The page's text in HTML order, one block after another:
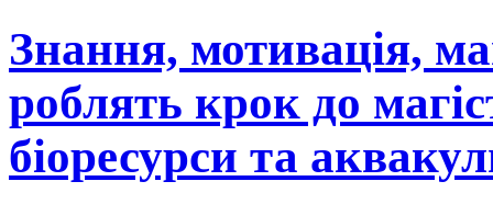
Знання, мотивація,
роблять крок до
біоресурси та